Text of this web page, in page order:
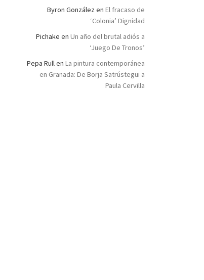
Byron González en El fracaso de
‘Colonia’ Dignidad
Pichake en Un año del brutal adiós a
‘Juego De Tronos’
Pepa Rullen La pintura contemporánea
en Granada: De Borja Satrústegui a
Paula Cervilla